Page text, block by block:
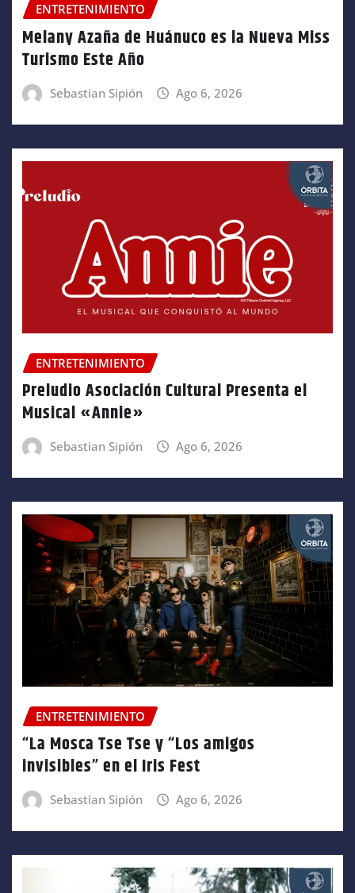
ENTRETENIMIENTO
Melany Azaña de Huánuco es la Nueva Miss
Turismo Este Año
Sebastian Sipión Ago 6, 2026
ENTRETENIMIENTO
Preludio Asociación Cultural Presenta el
Musical «Annie»
Sebastian Sipión Ago 6, 2026
ENTRETENIMIENTO
“La Mosca Tse Tse y “Los amigos
invisibles” en el Iris Fest
Sebastian Sipión Ago 6, 2026